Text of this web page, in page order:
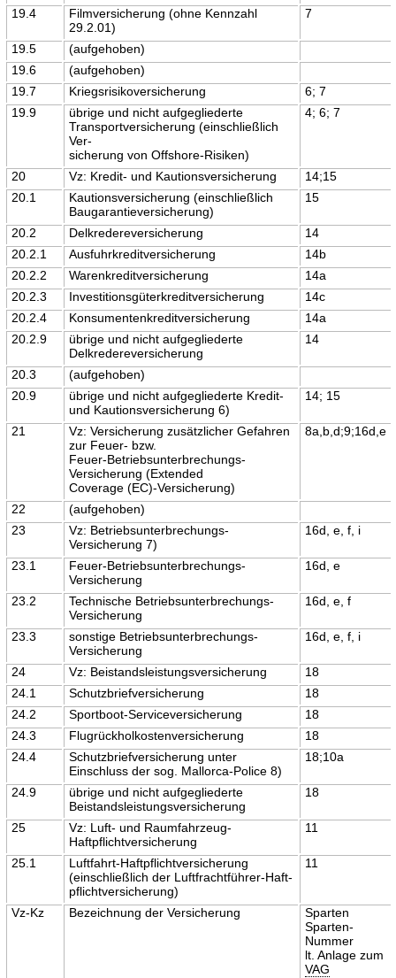
19.4
Filmversicherung (ohne Kennzahl
29.2.01)
7
19.5
(aufgehoben)
19.6
(aufgehoben)
19.7
Kriegsrisikoversicherung
6; 7
19.9
übrige und nicht aufgegliederte
Transportversicherung (einschließlich
Ver-
sicherung von Offshore-Risiken)
4; 6; 7
20 Vz: Kredit- und Kautionsversicherung
14;15
20.1
Kautionsversicherung (einschließlich
Baugarantieversicherung)
15
20.2 Delkredereversicherung
14
20.2.1
Ausfuhrkreditversicherung
14b
20.2.2
Warenkreditversicherung
14a
20.2.3
Investitionsgüterkreditversicherung
14c
20.2.4
Konsumentenkreditversicherung
14a
20.2.9
übrige und nicht aufgegliederte
Delkredereversicherung
14
20.3
(aufgehoben)
20.9
übrige und nicht aufgegliederte Kredit-
und Kautionsversicherung 6)
14; 15
21
Vz: Versicherung zusätzlicher Gefahren
zur Feuer- bzw.
Feuer-Betriebsunterbrechungs-
Versicherung (Extended
Coverage (EC)-Versicherung)
8a,b,d;9;16d,e
22
(aufgehoben)
23
Vz: Betriebsunterbrechungs-
Versicherung 7)
16d, e, f, i
23.1
Feuer-Betriebsunterbrechungs-
Versicherung
16d, e
23.2
Technische Betriebsunterbrechungs-
Versicherung
16d, e, f
23.3
sonstige Betriebsunterbrechungs-
Versicherung
16d, e, f, i
24 Vz: Beistandsleistungsversicherung
18
24.1
Schutzbriefversicherung
18
24.2
Sportboot-Serviceversicherung
18
24.3
Flugrückholkostenversicherung
18
24.4
Schutzbriefversicherung unter
Einschluss der sog. Mallorca-Police 8)
18;10a
24.9
übrige und nicht aufgegliederte
Beistandsleistungsversicherung
18
25
Vz: Luft- und Raumfahrzeug-
Haftpflichtversicherung
11
25.1
Luftfahrt-Haftpflichtversicherung
(einschließlich der Luftfrachtführer-Haft-
pflichtversicherung)
11
Vz-Kz Bezeichnung der Versicherung
Sparten
Sparten-
Nummer
lt. Anlage zum
VAG